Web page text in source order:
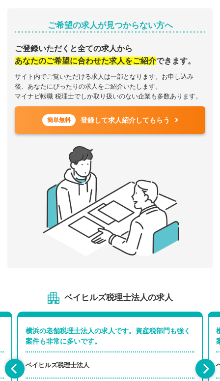
ご希望の求人が見つからない方へ
ご登録いただくと全ての求人から
あなたのご希望に合わせた求人をご紹介できます。
サイト内でご覧いただける求人は一部となります。お申し込み
後、あなたにぴったりの求人をご紹介いたします。
マイナビ転職 税理士でしか取り扱いのない企業も多数あります。
簡単無料 登録して求人紹介してもらう
ベイヒルズ税理士法人の求人
横浜の老舗税理士法人の求人です。資産税部門も強く
案件も非常に多いです。
ベイヒルズ税理士法人